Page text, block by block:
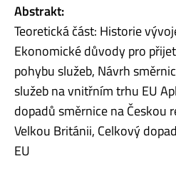
Abstrakt:
Teoretická část: Historie
Ekonomické důvody pro
pohybu služeb, Návrh
služeb na vnitřním trhu EU
dopadů směrnice na Českou
Velkou Británii, Celkový
EU